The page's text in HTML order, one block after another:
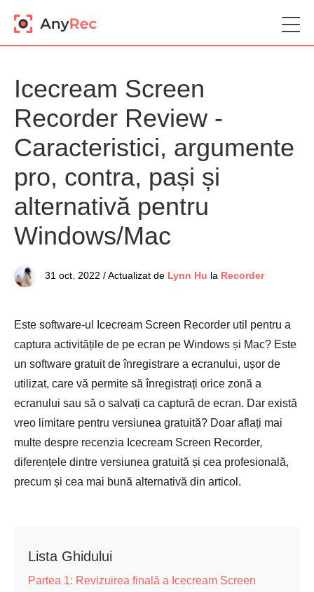
Icecream Screen
Recorder Review -
Caracteristici, argumente
pro, contra, pași și
alternativă pentru
Windows/Mac
31 oct. 2022 / Actualizat de Lynn Hu la Recorder
Este software-ul Icecream Screen Recorder util pentru a
captura activitățile de pe ecran pe Windows și Mac? Este
un software gratuit de înregistrare a ecranului, ușor de
utilizat, care vă permite să înregistrați orice zonă a
ecranului sau să o salvați ca captură de ecran. Dar există
vreo limitare pentru versiunea gratuită? Doar aflați mai
multe despre recenzia Icecream Screen Recorder,
diferențele dintre versiunea gratuită și cea profesională,
precum și cea mai bună alternativă din articol.
Lista Ghidului
Partea 1: Revizuirea finală a Icecream Screen